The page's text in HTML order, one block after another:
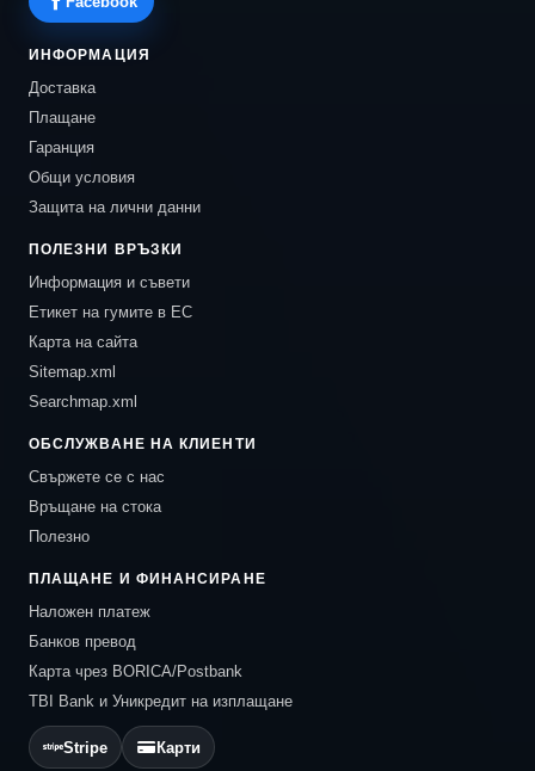
ИНФОРМАЦИЯ
Доставка
Плащане
Гаранция
Общи условия
Защита на лични данни
ПОЛЕЗНИ ВРЪЗКИ
Информация и съвети
Етикет на гумите в ЕС
Карта на сайта
Sitemap.xml
Searchmap.xml
ОБСЛУЖВАНЕ НА КЛИЕНТИ
Свържете се с нас
Връщане на стока
Полезно
ПЛАЩАНЕ И ФИНАНСИРАНЕ
Наложен платеж
Банков превод
Карта чрез BORICA/Postbank
TBI Bank и Уникредит на изплащане
Stripe Карти